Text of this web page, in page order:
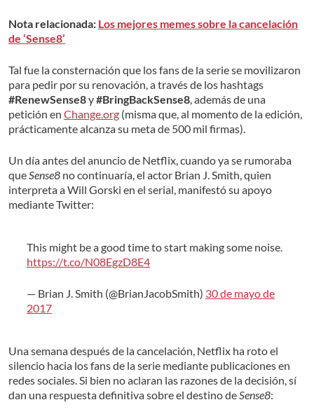
Nota relacionada: Los mejores memes sobre la cancelación
de ‘Sense8’
Tal fue la consternación que los fans de la serie se movilizaron
para pedir por su renovación, a través de los hashtags
#RenewSense8y#BringBackSense8, además de una
petición en Change.org (misma que, al momento de la edición,
prácticamente alcanza su meta de 500 mil firmas).
Un día antes del anuncio de Netflix, cuando ya se rumoraba
queSense8 no continuaría, el actor Brian J. Smith, quien
interpreta a Will Gorski en el serial, manifestó su apoyo
mediante Twitter:
This might be a good time to start making some noise.
https://t.co/N08EgzD8E4
— Brian J. Smith (@BrianJacobSmith) 30 de mayo de
2017
Una semana después de la cancelación, Netflix ha roto el
silencio hacia los fans de la serie mediante publicaciones en
redes sociales. Si bien no aclaran las razones de la decisión, sí
dan una respuesta definitiva sobre el destino deSense8: